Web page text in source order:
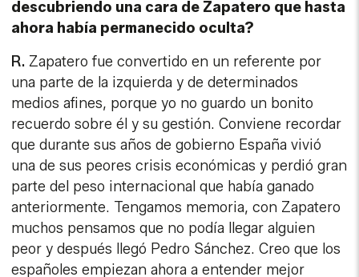
descubriendo una cara de Zapatero que hasta
ahora había permanecido oculta?
R. Zapatero fue convertido en un referente por
una parte de la izquierda y de determinados
medios afines, porque yo no guardo un bonito
recuerdo sobre él y su gestión. Conviene recordar
que durante sus años de gobierno España vivió
una de sus peores crisis económicas y perdió gran
parte del peso internacional que había ganado
anteriormente. Tengamos memoria, con Zapatero
muchos pensamos que no podía llegar alguien
peor y después llegó Pedro Sánchez. Creo que los
españoles empiezan ahora a entender mejor